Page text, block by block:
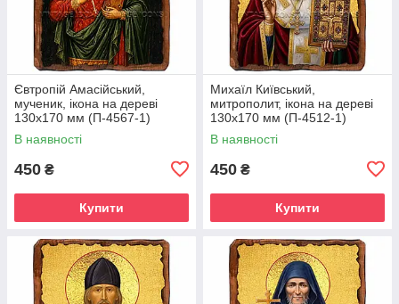
Євтропій Амасійський,
мученик, ікона на дереві
130х170 мм (П-4567-1)
В наявності
450 ₴
Купити
Михаїл Київський,
митрополит, ікона на дереві
130х170 мм (П-4512-1)
В наявності
450 ₴
Купити